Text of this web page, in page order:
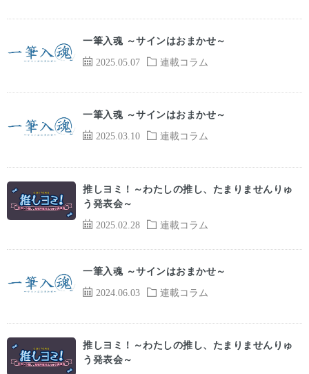
2025.05.07 連載コラム
一筆入魂 ～サインはおまかせ～
2025.03.10 連載コラム
一筆入魂 ～サインはおまかせ～
2025.02.28 連載コラム
推しヨミ！～わたしの推し、たまりませんりゅ
う発表会～
2024.06.03 連載コラム
一筆入魂 ～サインはおまかせ～
推しヨミ！～わたしの推し、たまりませんりゅ
う発表会～